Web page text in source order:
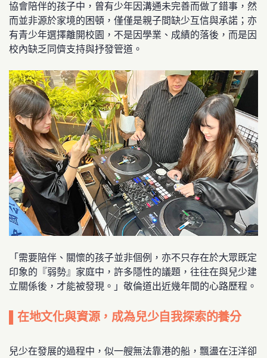
協會陪伴的孩子中，曾有少年因溝通未完善而做了錯事，然
而並非源於家境的困頓，僅僅是親子間缺少互信與承諾；亦
有青少年選擇離開校園，不是因學業、成績的落後，而是因
校內缺乏同儕支持與抒發管道。
「需要陪伴、關懷的孩子並非個例，亦不只存在於大眾既定
印象的『弱勢』家庭中，許多隱性的議題，往往在與兒少建
立關係後，才能被發現。」敬倫道出近幾年間的心路歷程。
▌在地文化與資源，成為兒少自我探索的養分
兒少在發展的過程中，似一艘無法靠港的船，飄盪在汪洋卻